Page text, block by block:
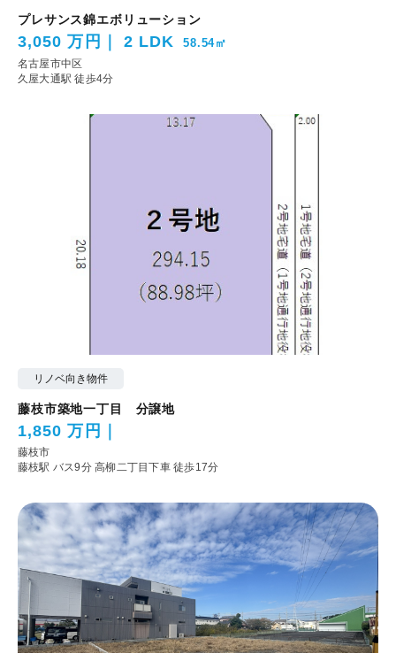
プレサンス錦エボリューション
3,050 万円 2 LDK 58.54㎡
名古屋市中区
久屋大通駅 徒歩4分
リノベ向き物件
藤枝市築地一丁目 分譲地
1,850 万円
藤枝市
藤枝駅 バス9分 高柳二丁目下車 徒歩17分